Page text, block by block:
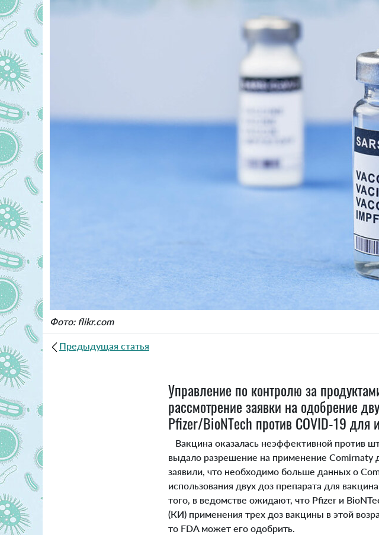
Фото: flikr.com
Предыдущая статья
Управление по контролю за
рассмотрение заявки на одобрение
Pfizer/BioNTech против COVID-19 для
Вакцина оказалась неэффективной против
выдало разрешение на применение Comirnaty
заявили, что необходимо больше данных о
использования двух доз препарата для
того, в ведомстве ожидают, что Pfizer и
(КИ) применения трех доз вакцины в этой
то FDA может его одобрить.